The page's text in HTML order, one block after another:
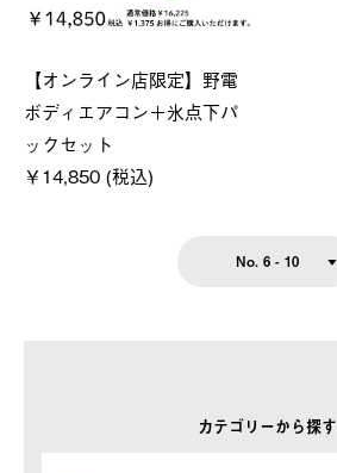
カテゴリーから探す
【オンライン店限定】野電
ボディエアコン＋氷点下パ
ックセット
￥14,850 (税込)
No. 6 - 10